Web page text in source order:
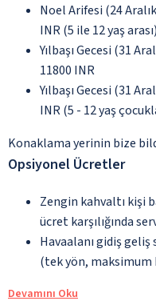
Noel Arifesi (24
INR (5 ile 12 yaş arası)
Yılbaşı Gecesi (31
11800 INR
Yılbaşı Gecesi (31
INR (5 - 12 yaş
Konaklama yerinin bize
Opsiyonel Ücretler
Zengin kahvaltı kişi
ücret karşılığında
Havaalanı gidiş geliş
(tek yön, maksimum
Devamını Oku